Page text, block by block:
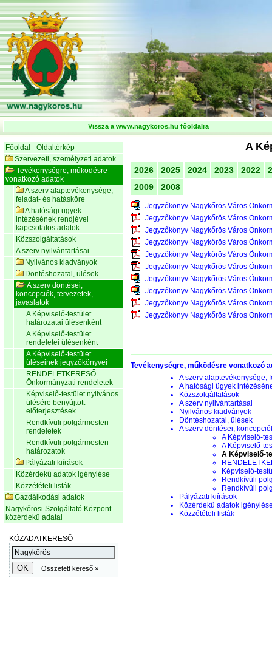
Vissza a www.nagykoros.hu főoldalra
Főoldal - Oldaltérkép
Szervezeti, személyzeti adatok
Tevékenységre, működésre
vonatkozó adatok
A szerv alaptevékenysége,
feladat- és hatásköre
A hatósági ügyek
intézésének rendjével
kapcsolatos adatok
Közszolgáltatások
A szerv nyilvántartásai
Nyilvános kiadványok
Döntéshozatal, ülések
A szerv döntései,
koncepciók, tervezetek,
javaslatok
A Képviselő-testület
határozatai ülésenként
A Képviselő-testület
rendeletei ülésenként
A Képviselő-testület
üléseinek jegyzőkönyvei
RENDELETKERESŐ
Önkormányzati rendeletek
Képviselő-testület nyilvános
ülésére benyújtott
előterjesztések
Rendkívüli polgármesteri
rendeletek
Rendkívüli polgármesteri
határozatok
Pályázati kiírások
Közérdekű adatok igénylése
Közzétételi listák
Gazdálkodási adatok
Nagykőrösi Szolgáltató Központ
közérdekű adatai
A
2026 2025 2024 2023 2022
2009
2008
Jegyzőkönyv Nagykőrös Város
Jegyzőkönyv Nagykőrös Város
Jegyzőkönyv Nagykőrös Város
Jegyzőkönyv Nagykőrös Város
Jegyzőkönyv Nagykőrös Város
Jegyzőkönyv Nagykőrös Város
Jegyzőkönyv Nagykőrös Város
Jegyzőkönyv Nagykőrös Város
Jegyzőkönyv Nagykőrös Város
Jegyzőkönyv Nagykőrös Város
Tevékenységre, működésre vonatkozó
A szerv alaptevékenysége,
A hatósági ügyek
Közszolgáltatások
A szerv nyilvántartásai
Nyilvános kiadványok
Döntéshozatal, ülések
A szerv döntései,
A Képviselő-
A Képviselő-
A Képviselő-
Képviselő-
Rendkívüli
Rendkívüli
Pályázati kiírások
Közérdekű adatok
Közzétételi listák